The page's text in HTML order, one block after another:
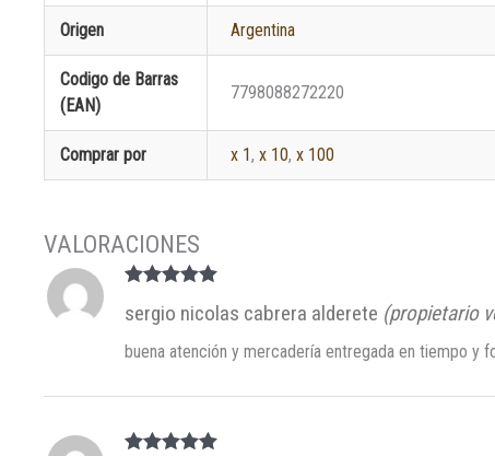
Origen Argentina
Codigo de Barras
(EAN)
7798088272220
Comprar por x 1,x 10,x 100
5de 5
sergio nicolas cabrera alderete (propietario
buena atención y mercadería entregada en tiempo y